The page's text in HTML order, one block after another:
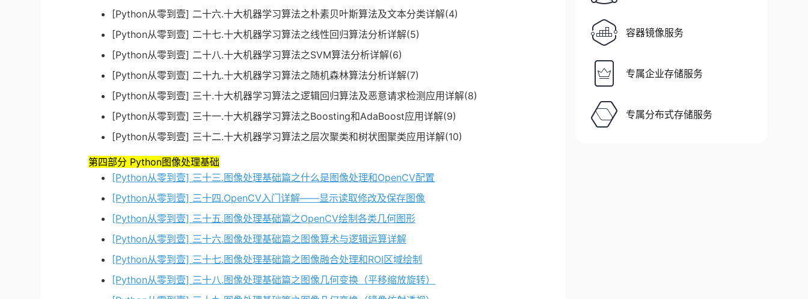
[Python从零到壹] 二十六.十大机器学习算法之朴素贝叶斯算法及文本分类详解(4)
[Python从零到壹] 二十七.十大机器学习算法之线性回归算法分析详解(5)
[Python从零到壹] 二十八.十大机器学习算法之SVM算法分析详解(6)
[Python从零到壹] 二十九.十大机器学习算法之随机森林算法分析详解(7)
[Python从零到壹] 三十.十大机器学习算法之逻辑回归算法及恶意请求检测应用详解(8)
[Python从零到壹] 三十一.十大机器学习算法之Boosting和AdaBoost应用详解(9)
[Python从零到壹] 三十二.十大机器学习算法之层次聚类和树状图聚类应用详解(10)
第四部分 Python图像处理基础
[Python从零到壹] 三十三.图像处理基础篇之什么是图像处理和OpenCV配置
[Python从零到壹] 三十四.OpenCV入门详解——显示读取修改及保存图像
[Python从零到壹] 三十五.图像处理基础篇之OpenCV绘制各类几何图形
[Python从零到壹] 三十六.图像处理基础篇之图像算术与逻辑运算详解
[Python从零到壹] 三十七.图像处理基础篇之图像融合处理和ROI区域绘制
[Python从零到壹] 三十八.图像处理基础篇之图像几何变换（平移缩放旋转）
容器镜像服务
专属企业存储服务
专属分布式存储服务